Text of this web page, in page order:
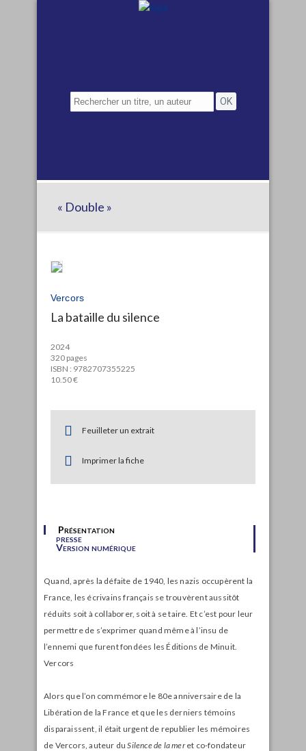
« Double »
Vercors
La bataille du silence
2024
320 pages
ISBN : 9782707355225
10.50 €
Feuilleter un extrait
Imprimer la fiche
Présentation
presse
Version numérique
Quand, après la défaite de 1940, les nazis occupèrent la
France, les écrivains français se trouvèrent aussitôt
réduits soit à collaborer, soit à se taire. Et c’est pour leur
permettre de s’exprimer quand même à l’insu de
l’ennemi que furent fondées les Éditions de Minuit.
Vercors
Alors que l’on commémore le 80e anniversaire de la
Libération de la France et que les derniers témoins
disparaissent, il était urgent de republier les mémoires
de Vercors, auteur duSilence de la meret co-fondateur